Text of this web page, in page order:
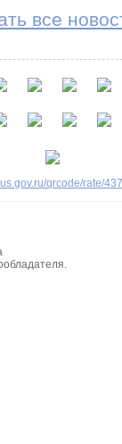
все
qrcode/rate/